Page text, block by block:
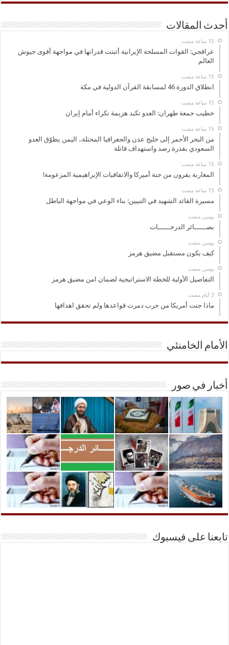
أحدث المقالات
عراقجي: القوات المسلحة الإيرانية أثبتت قدراتها في مواجهة أقوى جيوش
العالم
انطلاق الدورة 46 لمسابقة القرآن الدولية في مكة
خطيب جمعة طهران: العدو تكبد هزيمة نكراء أمام إيران
من البحر الأحمر إلى خليج عدن والجغرافيا المحتلة.. اليمن يطوّق العدو
السعودي بقدرة رصد واستهداف قاتلة
المغاربة يفرون من جنة أميركا والاتفاقيات الإبراهيمية المزعومة!
مسيرة القائد الشهيد في التبيين: بناء الوعي في مواجهة الباطل
‏يومين مضت
بصــــــائر الدرجــــــات
‏يومين مضت
كيف يكون مستقبل مضيق هرمز
‏يومين مضت
التفاصيل الأولية للخطة الاستراتيجية لضمان امن مضيق هرمز
ماذا جنت أمريكا من حرب دمرت قواعدها ولم تحقق اهدافها
الأمام الخامنئي
أخبار في صور
تابعنا على فيسبوك